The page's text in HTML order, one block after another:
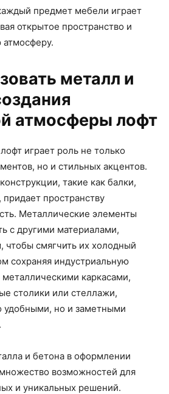
предмет мебели играет
открытое пространство и
атмосферу.
металл и
атмосферы лофт
играет роль не только
но и стильных акцентов.
такие как балки,
пространству
Металлические элементы
с другими материалами,
чтобы смягчить их холодный
сохраняя индустриальную
каркасами,
столики или стеллажи,
удобными, но и заметными
и бетона в оформлении
возможностей для
и уникальных решений.